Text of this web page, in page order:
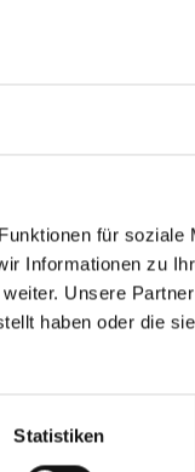
für soziale
Informationen zu
Unsere
haben oder die
Statistiken
im Adalbert-
damit Zeit. Für
es gibt jede Menge
Exakt ein Jahr
ein neues